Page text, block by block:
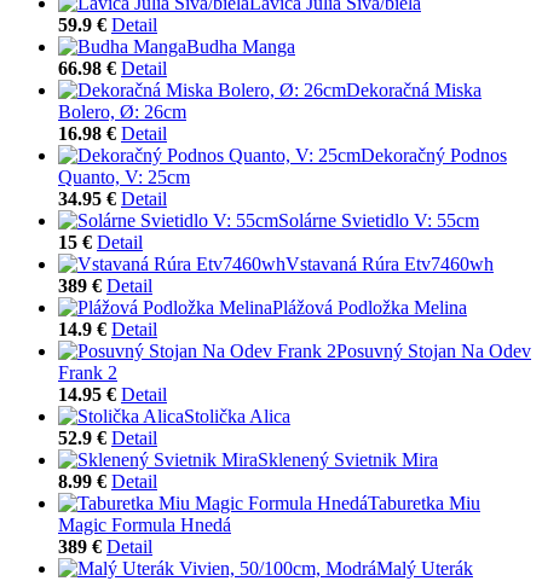
59.9 € Detail
Budha Manga
66.98 € Detail
Dekoračná Miska
Bolero, Ø: 26cm
16.98 € Detail
Dekoračný Podnos
Quanto, V: 25cm
34.95 € Detail
Solárne Svietidlo V: 55cm
15 € Detail
Vstavaná Rúra Etv7460wh
389 € Detail
Plážová Podložka Melina
14.9 € Detail
Posuvný Stojan Na Odev
Frank 2
14.95 € Detail
Stolička Alica
52.9 € Detail
Sklenený Svietnik Mira
8.99 € Detail
Taburetka Miu
Magic Formula Hnedá
389 € Detail
Malý Uterák